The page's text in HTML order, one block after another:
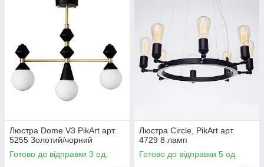
Люстра Dome V3 PikArt арт.
5255 Золотий/чорний
Готово до відправки 3 од.
Люстра Circle, PikArt арт.
4729 8 ламп
Готово до відправки 5 од.